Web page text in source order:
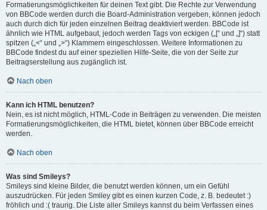
Formatierungsmöglichkeiten für deinen Text gibt. Die Rechte zur Verwendung
von BBCode werden durch die Board-Administration vergeben, können jedoch
auch durch dich für jeden einzelnen Beitrag deaktiviert werden. BBCode ist
ähnlich wie HTML aufgebaut, jedoch werden Tags von eckigen („[“ und „]“) statt
spitzen („<“ und „>“) Klammern eingeschlossen. Weitere Informationen zu
BBCode findest du auf einer speziellen Hilfe-Seite, die von der Seite zur
Beitragserstellung aus zugänglich ist.
Nach oben
Kann ich HTML benutzen?
Nein, es ist nicht möglich, HTML-Code in Beiträgen zu verwenden. Die meisten
Formatierungsmöglichkeiten, die HTML bietet, können über BBCode erreicht
werden.
Nach oben
Was sind Smileys?
Smileys sind kleine Bilder, die benutzt werden können, um ein Gefühl
auszudrücken. Für jeden Smiley gibt es einen kurzen Code, z. B. bedeutet :)
fröhlich und :( traurig. Die Liste aller Smileys kannst du beim Verfassen eines